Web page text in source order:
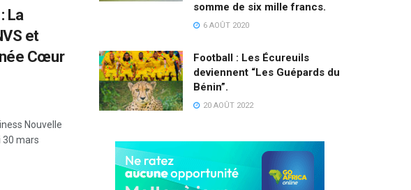
La
et
Cœur
Nouvelle
30 mars
somme de six mille francs.
6 AOÛT 2020
Football : Les Écureuils
deviennent “Les Guépards du
Bénin”.
20 AOÛT 2022